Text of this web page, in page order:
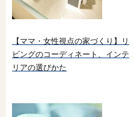
【ママ・女性視点の家づくり】リ
ビングのコーディネート、インテ
リアの選びかた